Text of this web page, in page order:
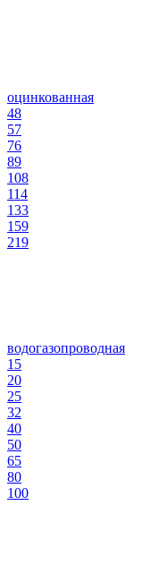
оцинкованная
48
57
76
89
108
114
133
159
219
водогазопроводная
15
20
25
32
40
50
65
80
100